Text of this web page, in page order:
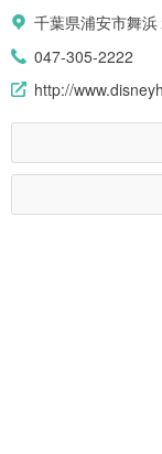
千葉県浦安市舞浜
047-305-2222
http://